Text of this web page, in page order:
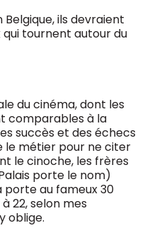
ils devraient
tournent autour du
du cinéma, dont les
comparables à la
succès et des échecs
le métier pour ne citer
le cinoche, les frères
porte le nom)
au fameux 30
22, selon mes
oblige.